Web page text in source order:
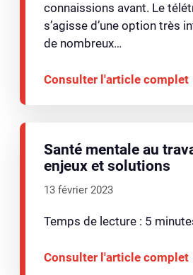
connaissions avant. Le
s’agisse d’une option très
de nombreux…
Consulter l'article complet
Santé mentale au
enjeux et solutions
13 février 2023
Temps de lecture : 5
Consulter l'article complet